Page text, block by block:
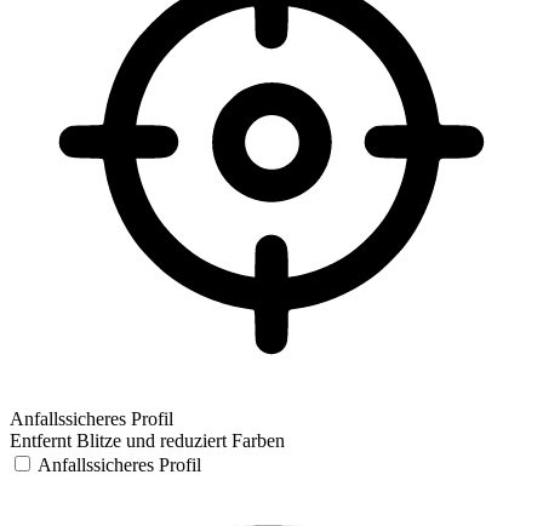
Anfallssicheres Profil
Entfernt Blitze und reduziert Farben
Anfallssicheres Profil